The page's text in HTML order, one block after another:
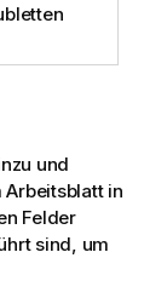
und
Arbeitsblatt in
Felder
sind, um